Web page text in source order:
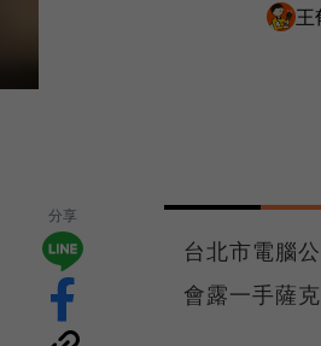
王
分享
台北市電腦
會露一手薩